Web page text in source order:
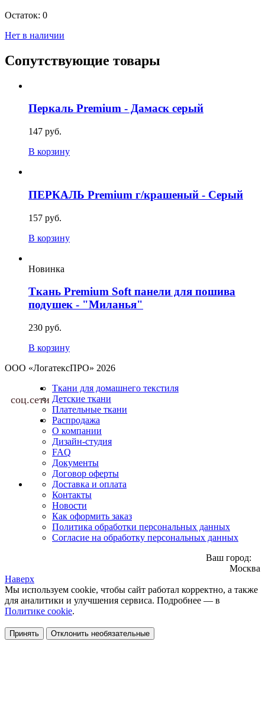
Остаток: 0
Нет в наличии
Сопутствующие товары
Перкаль Premium - Дамаск серый
147 руб.
В корзину
ПЕРКАЛЬ Premium г/крашеный - Серый
157 руб.
В корзину
Новинка
Ткань Premium Soft панели для пошива
подушек - "Миланья"
230 руб.
В корзину
ООО «ЛогатексПРО» 2026
соц.сети
Ткани для домашнего текстиля
Детские ткани
Плательные ткани
Распродажа
О компании
Дизайн-студия
FAQ
Документы
Договор оферты
Доставка и оплата
Контакты
Новости
Как оформить заказ
Политика обработки персональных данных
Согласие на обработку персональных данных
Ваш город:
Москва
Наверх
Мы используем cookie, чтобы сайт работал корректно, а также
для аналитики и улучшения сервиса. Подробнее — в
Политике cookie.
Принять Отклонить необязательные